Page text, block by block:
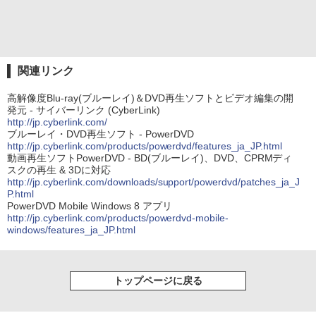
関連リンク
高解像度Blu-ray(ブルーレイ)＆DVD再生ソフトとビデオ編集の開
発元 - サイバーリンク (CyberLink)
http://jp.cyberlink.com/
ブルーレイ・DVD再生ソフト - PowerDVD
http://jp.cyberlink.com/products/powerdvd/features_ja_JP.html
動画再生ソフトPowerDVD - BD(ブルーレイ)、DVD、CPRMディ
スクの再生 & 3Dに対応
http://jp.cyberlink.com/downloads/support/powerdvd/patches_ja_J
P.html
PowerDVD Mobile Windows 8 アプリ
http://jp.cyberlink.com/products/powerdvd-mobile-
windows/features_ja_JP.html
トップページに戻る